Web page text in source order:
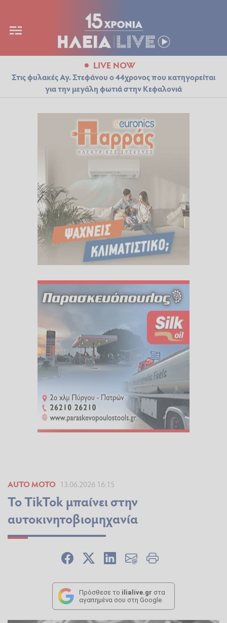
LIVE NOW
Στις φυλακές Αγ. Στεφάνου ο 44χρονος που κατηγορείται
για την μεγάλη φωτιά στην Κεφαλονιά
AUTO MOTO 13.06.2026 16:15
Το TikTok μπαίνει στην
αυτοκινητοβιομηχανία
Πρόσθεσε το ilialive.gr στα
αγαπημένα σου στη Google